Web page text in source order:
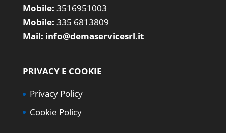
Mobile: 3516951003
Mobile: 335 6813809
Mail: info@demaservicesrl.it
PRIVACY E COOKIE
Privacy Policy
Cookie Policy